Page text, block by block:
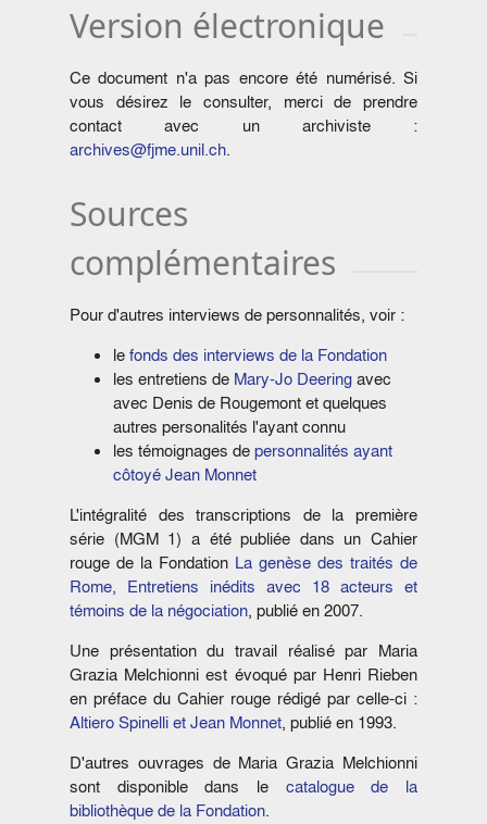
Version électronique
Ce document n'a pas encore été numérisé. Si
vous désirez le consulter, merci de prendre
contact avec un archiviste :
archives@fjme.unil.ch.
Sources
complémentaires
Pour d'autres interviews de personnalités, voir :
lefonds des interviews de la Fondation
les entretiens de Mary-Jo Deeringavec
avec Denis de Rougemont et quelques
autres personalités l'ayant connu
les témoignages depersonnalités ayant
côtoyé Jean Monnet
L'intégralité des transcriptions de la première
série (MGM 1) a été publiée dans un Cahier
rouge de la Fondation La genèse des traités de
Rome, Entretiens inédits avec 18 acteurs et
témoins de la négociation, publié en 2007.
Une présentation du travail réalisé par Maria
Grazia Melchionni est évoqué par Henri Rieben
en préface du Cahier rouge rédigé par celle-ci :
Altiero Spinelli et Jean Monnet, publié en 1993.
D'autres ouvrages de Maria Grazia Melchionni
sont disponible dans le catalogue de la
bibliothèque de la Fondation.